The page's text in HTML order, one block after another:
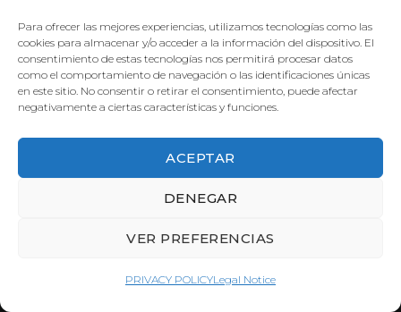
Para ofrecer las mejores experiencias, utilizamos tecnologías como las
cookies para almacenar y/o acceder a la información del dispositivo. El
consentimiento de estas tecnologías nos permitirá procesar datos
como el comportamiento de navegación o las identificaciones únicas
en este sitio. No consentir o retirar el consentimiento, puede afectar
negativamente a ciertas características y funciones.
ACEPTAR
DENEGAR
VER PREFERENCIAS
PRIVACY POLICYLegal Notice